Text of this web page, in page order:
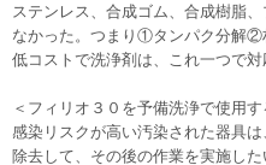
呼び出しベルとしてベルスターは
ートで多くの飲食店や工場で採用さ
高津区（溝の口・二子新地）を中
ノ・チェロ教室。お子様から大人
レッスンを行ってい
ステンレス、合成ゴム、合成樹脂
なかった。つまり①タンパク分解
低コストで洗浄剤は、これ一つで対
＜フィリオ３０を予備洗浄で使用
感染リスクが高い汚染された器具
除去して、その後の作業を実施し